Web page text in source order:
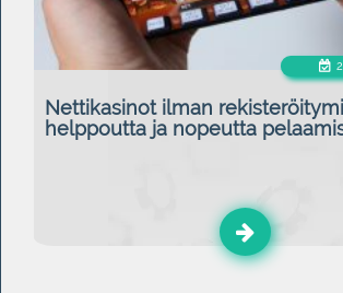
Nettikasinot ilman
helppoutta ja nopeutta